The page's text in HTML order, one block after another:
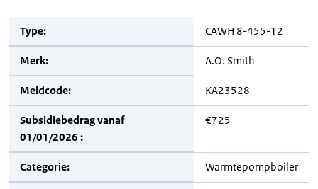
Type: CAWH 8-455-12
Merk: A.O. Smith
Meldcode: KA23528
Subsidiebedrag vanaf
01/01/2026 :
€725
Categorie: Warmtepompboiler